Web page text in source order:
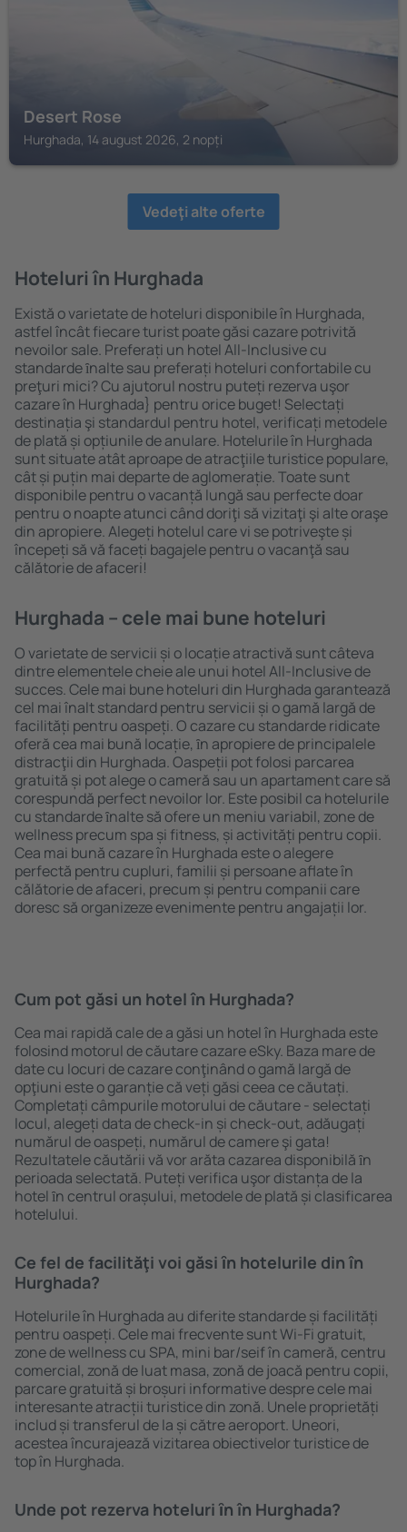
Desert Rose
Hurghada, 14 august 2026, 2 nopți
Vedeţi alte oferte
Hoteluri în Hurghada
Există o varietate de hoteluri disponibile în Hurghada,
astfel încât fiecare turist poate găsi cazare potrivită
nevoilor sale. Preferați un hotel All-Inclusive cu
standarde ȋnalte sau preferați hoteluri confortabile cu
preţuri mici? Cu ajutorul nostru puteți rezerva uşor
cazare în Hurghada} pentru orice buget! Selectați
destinația şi standardul pentru hotel, verificați metodele
de plată și opțiunile de anulare. Hotelurile în Hurghada
sunt situate atât aproape de atracţiile turistice populare,
cât și puțin mai departe de aglomerație. Toate sunt
disponibile pentru o vacanță lungă sau perfecte doar
pentru o noapte atunci când doriţi să vizitaţi şi alte oraşe
din apropiere. Alegeți hotelul care vi se potriveşte și
începeți să vă faceți bagajele pentru o vacanţă sau
călătorie de afaceri!
Hurghada – cele mai bune hoteluri
O varietate de servicii și o locație atractivă sunt câteva
dintre elementele cheie ale unui hotel All-Inclusive de
succes. Cele mai bune hoteluri din Hurghada garantează
cel mai înalt standard pentru servicii și o gamă largă de
facilități pentru oaspeți. O cazare cu standarde ridicate
oferă cea mai bună locație, ȋn apropiere de principalele
distracţii din Hurghada. Oaspeții pot folosi parcarea
gratuită și pot alege o cameră sau un apartament care să
corespundă perfect nevoilor lor. Este posibil ca hotelurile
cu standarde ȋnalte să ofere un meniu variabil, zone de
wellness precum spa și fitness, și activități pentru copii.
Cea mai bună cazare în Hurghada este o alegere
perfectă pentru cupluri, familii și persoane aflate în
călătorie de afaceri, precum și pentru companii care
doresc să organizeze evenimente pentru angajații lor.
Cum pot găsi un hotel în Hurghada?
Cea mai rapidă cale de a găsi un hotel în Hurghada este
folosind motorul de căutare cazare eSky. Baza mare de
date cu locuri de cazare conţinând o gamă largă de
opţiuni este o garanție că veți găsi ceea ce căutați.
Completați câmpurile motorului de căutare - selectați
locul, alegeți data de check-in și check-out, adăugați
numărul de oaspeți, numărul de camere şi gata!
Rezultatele căutării vă vor arăta cazarea disponibilă ȋn
perioada selectată. Puteți verifica uşor distanța de la
hotel ȋn centrul orașului, metodele de plată și clasificarea
hotelului.
Ce fel de facilităţi voi găsi ȋn hotelurile din în
Hurghada?
Hotelurile în Hurghada au diferite standarde și facilități
pentru oaspeți. Cele mai frecvente sunt Wi-Fi gratuit,
zone de wellness cu SPA, mini bar/seif în cameră, centru
comercial, zonă de luat masa, zonă de joacă pentru copii,
parcare gratuită și broșuri informative despre cele mai
interesante atracții turistice din zonă. Unele proprietăți
includ și transferul de la și către aeroport. Uneori,
acestea încurajează vizitarea obiectivelor turistice de
top în Hurghada.
Unde pot rezerva hoteluri ȋn în Hurghada?